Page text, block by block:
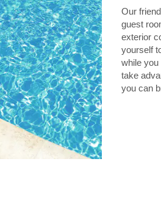
Our
guest
exterior
yourself
while you
take
you can